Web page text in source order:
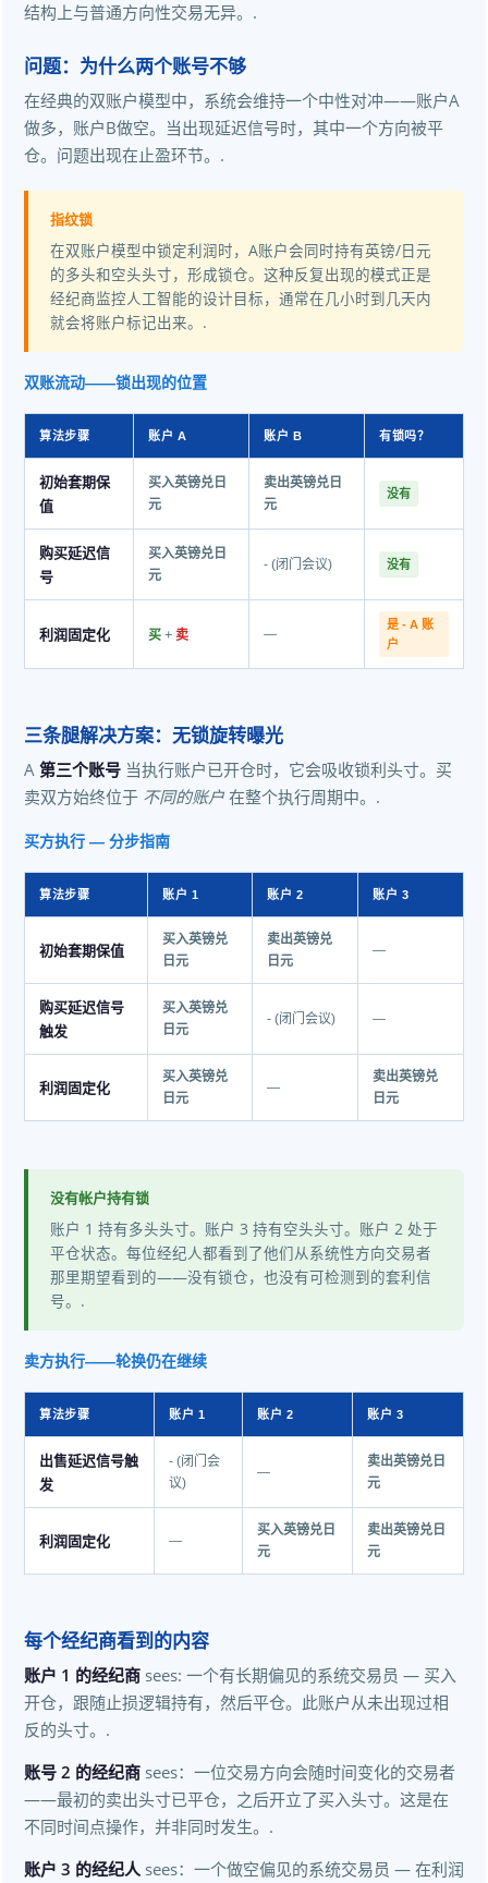
结构上与普通方向性交易无异。.
问题：为什么两个账号不够
在经典的双账户模型中，系统会维持一个中性对冲——账户A
做多，账户B做空。当出现延迟信号时，其中一个方向被平
仓。问题出现在止盈环节。.
指纹锁
在双账户模型中锁定利润时，A账户会同时持有英镑/日元
的多头和空头头寸，形成锁仓。这种反复出现的模式正是
经纪商监控人工智能的设计目标，通常在几小时到几天内
就会将账户标记出来。.
双账流动——锁出现的位置
算法步骤 账户 A 账户 B 有锁吗？
初始套期保
值
买入英镑兑日
元
卖出英镑兑日
元
没有
购买延迟信
号
买入英镑兑日
元
- (闭门会议) 没有
利润固定化 买 + 卖 —
是 - A 账
户
三条腿解决方案：无锁旋转曝光
A 第三个账号 当执行账户已开仓时，它会吸收锁利头寸。买
卖双方始终位于 不同的账户 在整个执行周期中。.
买方执行 — 分步指南
算法步骤 账户 1 账户 2 账户 3
初始套期保值
买入英镑兑
日元
卖出英镑兑
日元
—
购买延迟信号
触发
买入英镑兑
日元
- (闭门会议) —
利润固定化
买入英镑兑
日元
—
卖出英镑兑
日元
没有帐户持有锁
账户 1 持有多头头寸。账户 3 持有空头头寸。账户 2 处于
平仓状态。每位经纪人都看到了他们从系统性方向交易者
那里期望看到的——没有锁仓，也没有可检测到的套利信
号。.
卖方执行——轮换仍在继续
算法步骤 账户 1 账户 2 账户 3
出售延迟信号触
发
- (闭门会
议)
—
卖出英镑兑日
元
利润固定化 —
买入英镑兑日
元
卖出英镑兑日
元
每个经纪商看到的内容
账户 1 的经纪商 sees: 一个有长期偏见的系统交易员 — 买入
开仓，跟随止损逻辑持有，然后平仓。此账户从未出现过相
反的头寸。.
账号 2 的经纪商 sees：一位交易方向会随时间变化的交易者
——最初的卖出头寸已平仓，之后开立了买入头寸。这是在
不同时间点操作，并非同时发生。.
账户 3 的经纪人sees：一个做空偏见的系统交易员 — 在利润